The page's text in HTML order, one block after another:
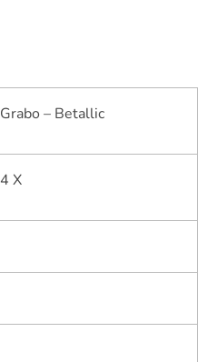
Grabo – Betallic
4 X